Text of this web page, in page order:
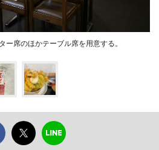
席のほかテーブル席を用意する。